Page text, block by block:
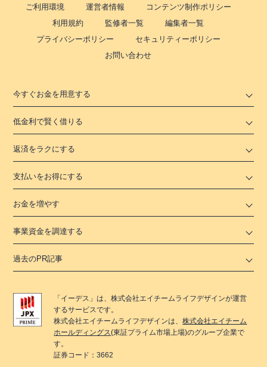
ご利用環境 運営者情報
コンテンツ制作ポリシー
利用規約
監修者一覧
編集者一覧
プライバシーポリシー
セキュリティーポリシー
お問い合わせ
今すぐお金を用意する
低金利で賢く借りる
返済をラクにする
支払いをお得にする
お金を増やす
事業資金を調達する
過去のPR記事
「 イーデス 」は、株式会社エイチームライフデザインが運営
するサービスです。
株式会社エイチームライフデザインは、株式会社エイチーム
ホールディングス(東証プライム市場上場)のグループ企業で
す。
証券コード：3662